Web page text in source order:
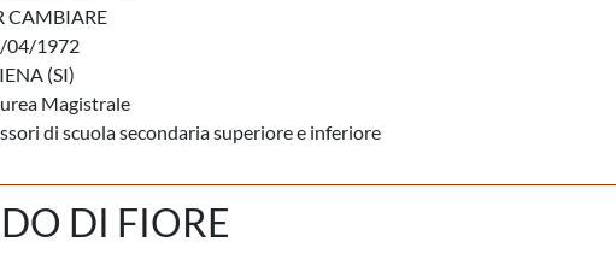
CAMBIARE
04/1972
(SI)
Magistrale
di scuola secondaria superiore e inferiore
DI FIORE